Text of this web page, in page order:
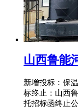
山西鲁能
新增投标：保
标终止：山西
托招标函终止